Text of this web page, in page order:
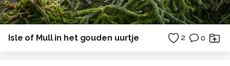
Isle of Mull in het gouden uurtje 2 0